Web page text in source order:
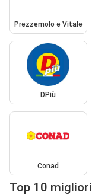
Prezzemolo e Vitale
DPiù
Conad
Top 10